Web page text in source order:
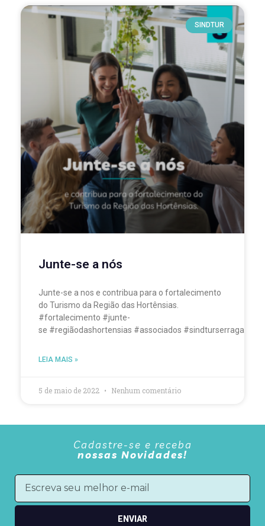
SINDTUR
Junte-se a nós
Junte-se a nos e contribua para o fortalecimento
do Turismo da Região das Hortênsias.
#fortalecimento #junte-
se #regiãodashortensias #associados #sindturserragaucha
LEIA MAIS »
5 de maio de 2022 Nenhum comentário
Cadastre-se e receba
nossas Novidades!
ENVIAR